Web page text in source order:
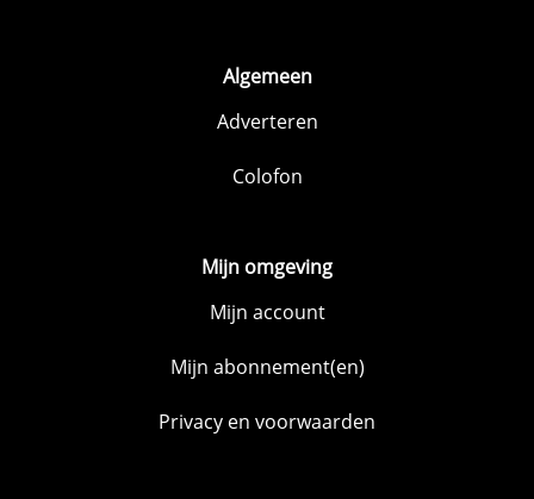
Algemeen
Adverteren
Colofon
Mijn omgeving
Mijn account
Mijn abonnement(en)
Privacy en voorwaarden